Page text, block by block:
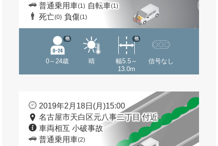
普通乗用車(1) 自転車(1)
死亡(0) 負傷(1)
0～24歳
他
晴
幅5.5～
13.0m
他
信号なし
2019年2月18日(月)15:00
名古屋市天白区元八事二丁目 付近
車両相互 小破事故
普通乗用車(2)